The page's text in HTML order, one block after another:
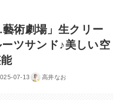
術劇場」生クリー
ツサンド♪美しい空
07-13 高井なお